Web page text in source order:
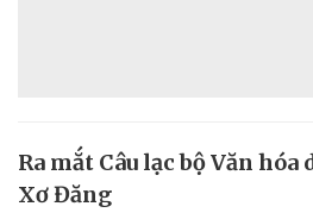
Ra mắt Câu lạc bộ Văn
Xơ Đăng